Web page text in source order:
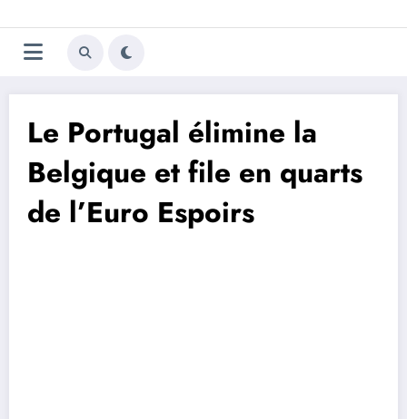
au
contenu
Trivela
L'actualité du football
Le Portugal élimine la
Belgique et file en quarts
de l’Euro Espoirs